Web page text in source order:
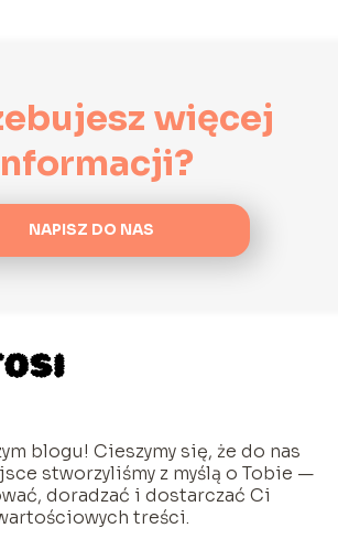
więcej
NAPISZ DO NAS
blogu! Cieszymy się, że do nas
stworzyliśmy z myślą o Tobie —
doradzać i dostarczać Ci
treści.